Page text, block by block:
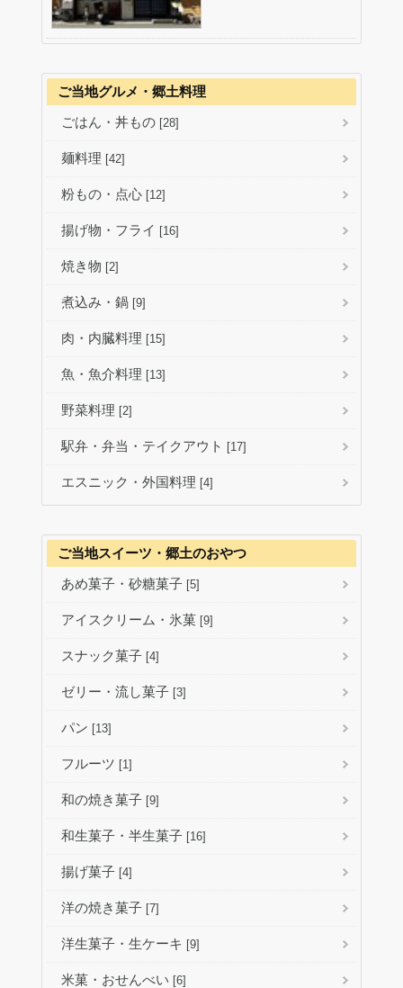
ご当地グルメ・郷土料理
ごはん・丼もの [28]
麺料理 [42]
粉もの・点心 [12]
揚げ物・フライ [16]
焼き物 [2]
煮込み・鍋 [9]
肉・内臓料理 [15]
魚・魚介料理 [13]
野菜料理 [2]
駅弁・弁当・テイクアウト [17]
エスニック・外国料理 [4]
ご当地スイーツ・郷土のおやつ
あめ菓子・砂糖菓子 [5]
アイスクリーム・氷菓 [9]
スナック菓子 [4]
ゼリー・流し菓子 [3]
パン [13]
フルーツ [1]
和の焼き菓子 [9]
和生菓子・半生菓子 [16]
揚げ菓子 [4]
洋の焼き菓子 [7]
洋生菓子・生ケーキ [9]
米菓・おせんべい [6]